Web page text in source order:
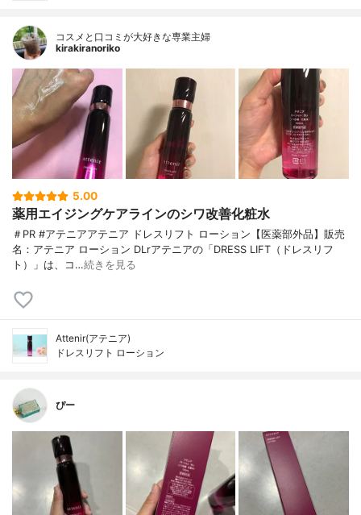
コスメと口コミが大好きな専業主婦
kirakiranoriko
5.00
薬用エイジングケアラインのシワ改善化粧水
＃PR #アテニアアテニア ドレスリフト ローション【医薬部外品】販売
名：アテニア ローション DLrアテニアの「DRESS LIFT（ドレスリフ
ト）」は、コ…続きを見る
Attenir(アテニア)
ドレスリフト ローション
ぴー